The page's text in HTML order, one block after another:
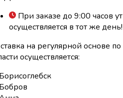
При заказе до 9:00 часов
осуществляется в тот же день!
на регулярной основе
осуществляется: